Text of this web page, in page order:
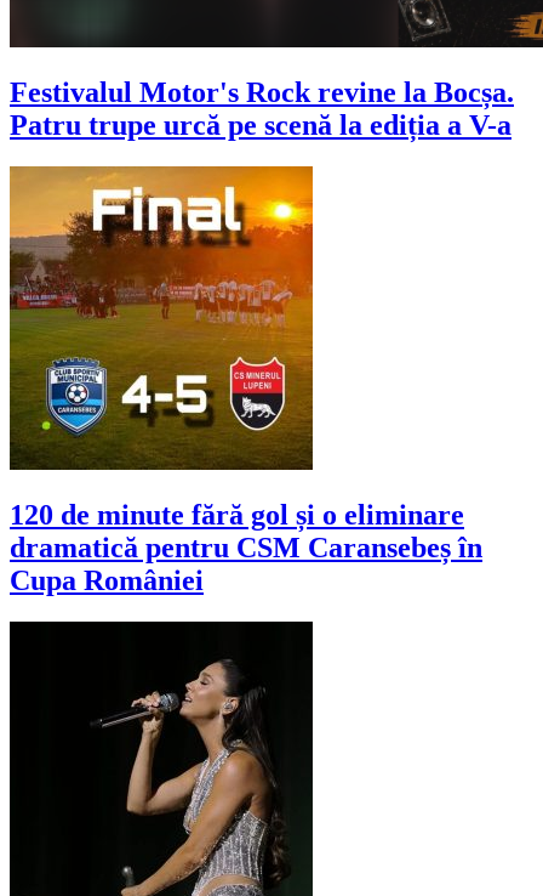
Festivalul Motor's Rock revine la Bocșa.
Patru trupe urcă pe scenă la ediția a V-a
120 de minute fără gol și o eliminare
dramatică pentru CSM Caransebeș în
Cupa României